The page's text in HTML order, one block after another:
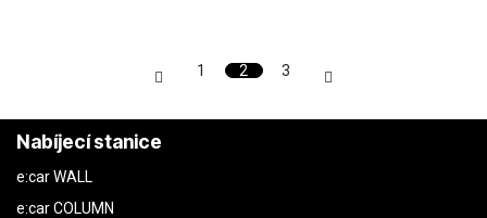
1 2 3
Nabíjecí stanice
e:car WALL
e:car COLUMN